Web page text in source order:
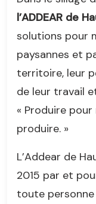
l’ADDEAR de
solutions pour
paysannes et
territoire, leur
de leur travail
« Produire
produire. »
L’Addear de
2015 par et
toute personne